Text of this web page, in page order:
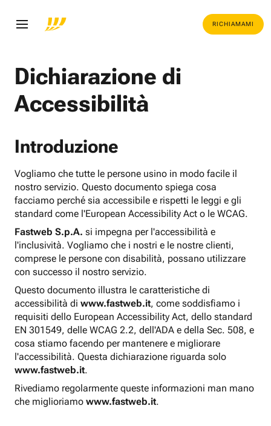
RICHIAMAMI
Dichiarazione di
Accessibilità
Introduzione
Vogliamo che tutte le persone usino in modo facile il
nostro servizio. Questo documento spiega cosa
facciamo perché sia accessibile e rispetti le leggi e gli
standard come l'European Accessibility Act o le WCAG.
Fastweb S.p.A. si impegna per l'accessibilità e
l'inclusività. Vogliamo che i nostri e le nostre clienti,
comprese le persone con disabilità, possano utilizzare
con successo il nostro servizio.
Questo documento illustra le caratteristiche di
accessibilità di www.fastweb.it, come soddisfiamo i
requisiti dello European Accessibility Act, dello standard
EN 301549, delle WCAG 2.2, dell'ADA e della Sec. 508, e
cosa stiamo facendo per mantenere e migliorare
l'accessibilità. Questa dichiarazione riguarda solo
www.fastweb.it.
Rivediamo regolarmente queste informazioni man mano
che miglioriamo www.fastweb.it.